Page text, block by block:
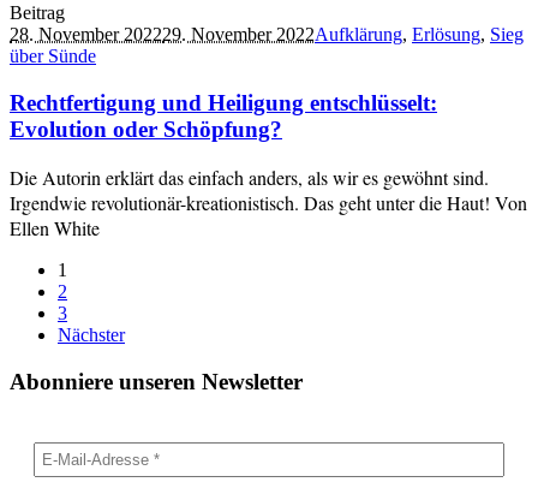
Beitrag
28. November 202229. November 2022Aufklärung, Erlösung, Sieg
über Sünde
Rechtfertigung und Heiligung entschlüsselt:
Evolution oder Schöpfung?
Die Autorin erklärt das einfach anders, als wir es gewöhnt sind.
Irgendwie revolutionär-kreationistisch. Das geht unter die Haut! Von
Ellen White
1
2
3
Nächster
Abonniere unseren Newsletter